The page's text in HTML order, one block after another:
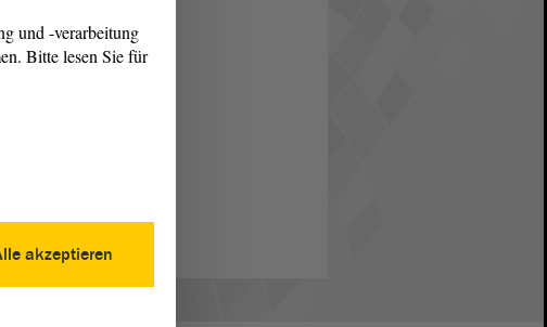
und -verarbeitung
Bitte lesen Sie für
akzeptieren